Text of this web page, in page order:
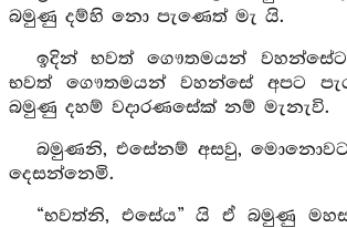
බමුණු දම්හි නො පැණෙත් මැ යි.
ඉදින් භවත් ගෞතමයන්
භවත් ගෞතමයන් වහන්සේ අපට
බමුණු දහම් වදාරණසේක් නම් මැනැවි.
බමුණනි, එසේනම් අසවු,
දෙසන්නෙමි.
“භවත්නි, එසේය” යි ඒ බමුණු